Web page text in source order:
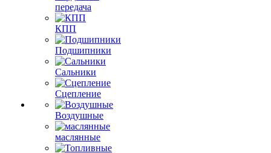
передача
КПП
Подшипники
Сальники
Сцепление
Воздушные
маслянные